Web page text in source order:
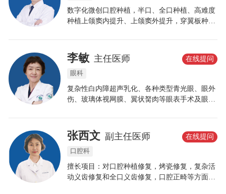
数字化微创口腔种植，半口、全口种植、高难度
种植上颌窦内提升、上颌窦外提升，穿翼板种植
修复等。
李敏 主任医师
眼科
复杂性白内障超声乳化、各种类型青光眼、眼外
伤、玻璃体视网膜、翼状胬肉等眼表手术及眼科
验配。
在线提问
张西文 副主任医师
口腔科
擅长项目：对口腔种植修复，烤瓷修复，复杂活
动义齿修复和全口义齿修复，口腔正畸等方面有
在线提问